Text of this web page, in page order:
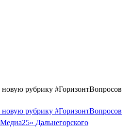
рубрику #ГоризонтВопросов
рубрику #ГоризонтВопросов
Дальнегорского